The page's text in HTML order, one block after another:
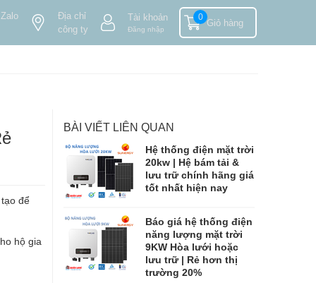
Địa chỉ
công ty
Tài khoản
Đăng nhập
Giỏ hàng
0
để
hộ gia
BÀI VIẾT LIÊN QUAN
Hệ thống điện mặt trời
20kw | Hệ bám tải &
lưu trữ chính hãng giá
tốt nhất hiện nay
Báo giá hệ thống điện
năng lượng mặt trời
9KW Hòa lưới hoặc
lưu trữ | Rẻ hơn thị
trường 20%